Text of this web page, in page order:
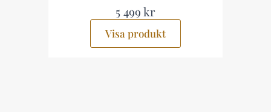
Visa produkt